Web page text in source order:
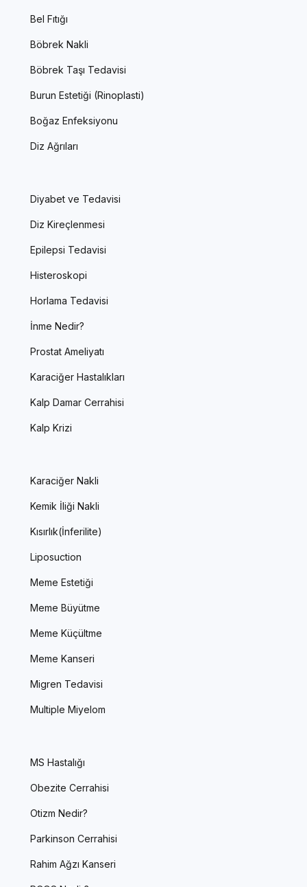
Bel Fıtığı
Böbrek Nakli
Böbrek Taşı Tedavisi
Burun Estetiği (Rinoplasti)
Boğaz Enfeksiyonu
Diz Ağrıları
Diyabet ve Tedavisi
Diz Kireçlenmesi
Epilepsi Tedavisi
Histeroskopi
Horlama Tedavisi
İnme Nedir?
Prostat Ameliyatı
Karaciğer Hastalıkları
Kalp Damar Cerrahisi
Kalp Krizi
Karaciğer Nakli
Kemik İliği Nakli
Kısırlık(İnferilite)
Liposuction
Meme Estetiği
Meme Büyütme
Meme Küçültme
Meme Kanseri
Migren Tedavisi
Multiple Miyelom
MS Hastalığı
Obezite Cerrahisi
Otizm Nedir?
Parkinson Cerrahisi
Rahim Ağzı Kanseri